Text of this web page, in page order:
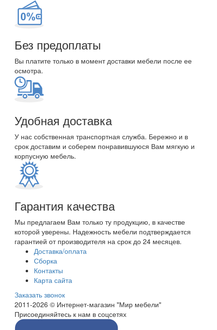
Без предоплаты
Вы платите только в момент доставки мебели после ее
осмотра.
Удобная доставка
У нас собственная транспортная служба. Бережно и в
срок доставим и соберем понравившуюся Вам мягкую и
корпусную мебель.
Гарантия качества
Мы предлагаем Вам только ту продукцию, в качестве
которой уверены. Надежность мебели подтверждается
гарантией от производителя на срок до 24 месяцев.
Доставка/оплата
Сборка
Контакты
Карта сайта
Заказать звонок
2011-2026 © Интернет-магазин "Мир мебели"
Присоединяйтесь к нам в соцсетях